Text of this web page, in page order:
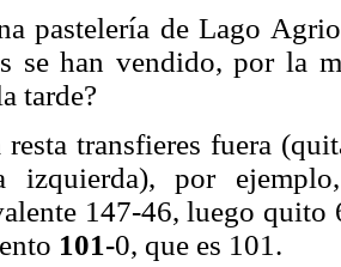
pastelería de Lago
se han vendido, por la
tarde?
resta transfieres fuera
izquierda), por
147-46, luego
101-0, que es 101.